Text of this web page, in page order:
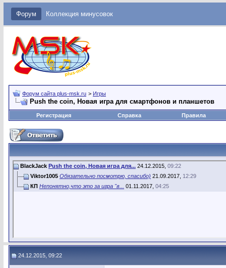
Форум Коллекция минусовок
Форум сайта plus-msk.ru > Игры
Push the coin, Новая игра для смартфонов и планшетов
Регистрация Справка Правила
BlackJack Push the coin, Новая игра для... 24.12.2015, 09:22
Viktor1005 Обязательно посмотрю, спасибо) 21.09.2017, 12:29
КП Непонятно,что это за игра "в... 01.11.2017, 04:25
24.12.2015, 09:22